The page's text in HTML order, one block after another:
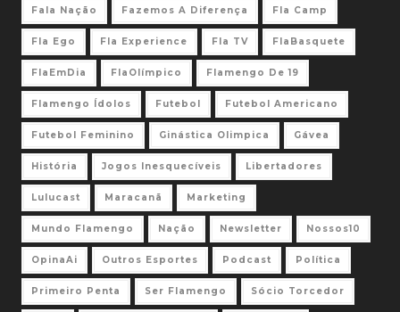
Fala Nação Fazemos A Diferença Fla Camp
Fla Ego Fla Experience Fla TV FlaBasquete
FlaEmDia FlaOlímpico Flamengo De 19
Flamengo Ídolos Futebol Futebol Americano
Futebol Feminino Ginástica Olimpica Gávea
História Jogos Inesquecíveis Libertadores
Lulucast Maracanã Marketing
Mundo Flamengo Nação Newsletter Nossos10
OpinaAi Outros Esportes Podcast Política
Primeiro Penta Ser Flamengo Sócio Torcedor